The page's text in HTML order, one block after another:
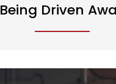
Being Driven